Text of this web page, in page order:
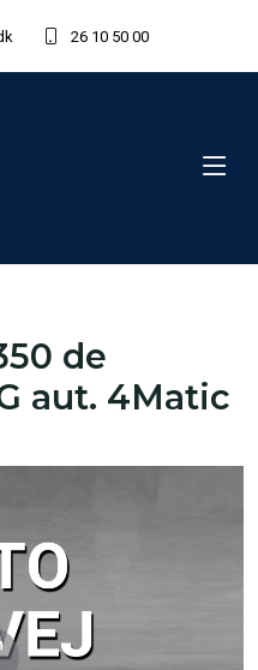
26 10 50 00
de
aut. 4Matic